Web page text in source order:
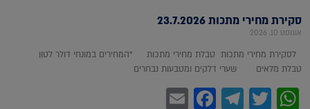
סקירת מחירי מתכות 23.7.2026
אוגוסט 10, 2026
לסקירת מחירי מתכות טבלת מחירי מתכות *המחירים במונחי דולר לטון
טבלת מלאים שערי דלקים ומטבעות נבחרים
WhatsApp
Twitter
Telegram
Facebook